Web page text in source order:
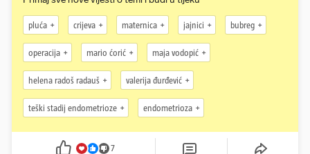
pluća crijeva maternica jajnici bubreg
operacija mario ćorić maja vodopić
helena radoš radauš valerija đurđević
teški stadij endometrioze endometrioza
7